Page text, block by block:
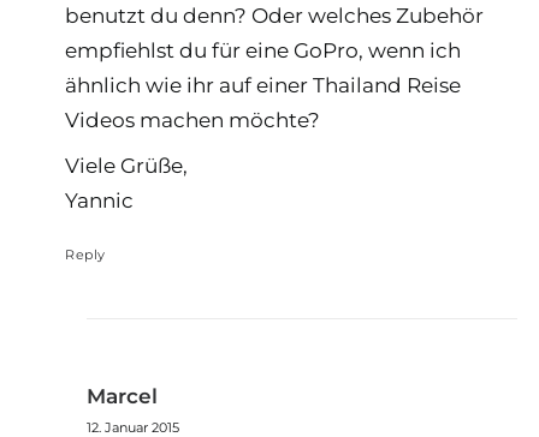
benutzt du denn? Oder welches Zubehör
empfiehlst du für eine GoPro, wenn ich
ähnlich wie ihr auf einer Thailand Reise
Videos machen möchte?
Viele Grüße,
Yannic
Reply
Marcel
12. Januar 2015